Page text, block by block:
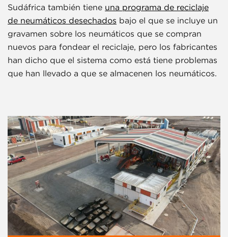
Sudáfrica también tiene una programa de reciclaje
de neumáticos desechados bajo el que se incluye un
gravamen sobre los neumáticos que se compran
nuevos para fondear el reciclaje, pero los fabricantes
han dicho que el sistema como está tiene problemas
que han llevado a que se almacenen los neumáticos.